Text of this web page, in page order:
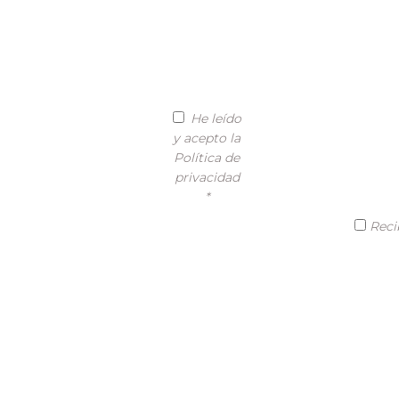
He leído
y acepto la
Política de
privacidad
*